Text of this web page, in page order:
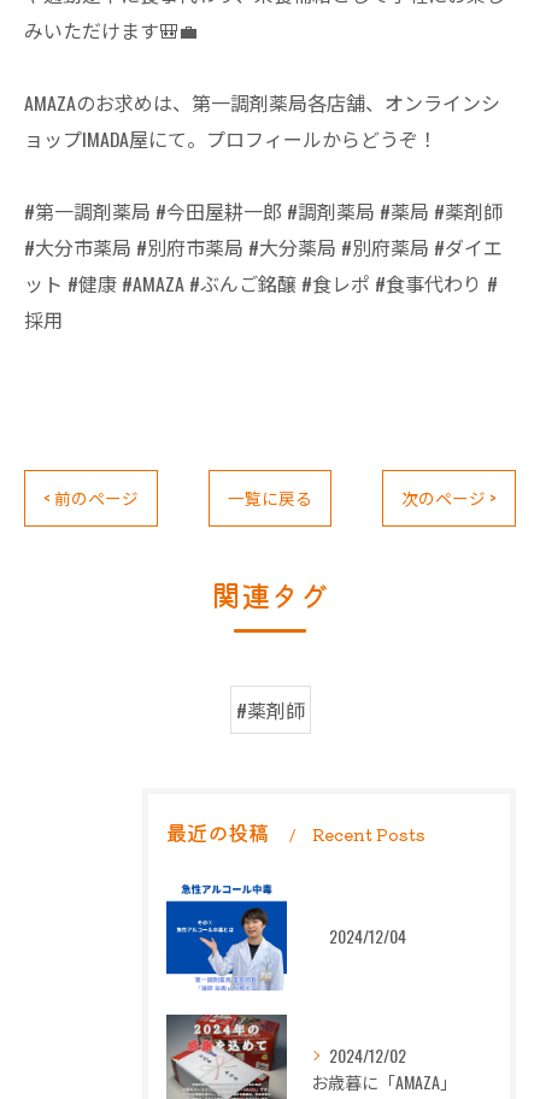
みいただけます🎒💼
AMAZAのお求めは、第一調剤薬局各店舗、オンラインシ
ョップIMADA屋にて。プロフィールからどうぞ！
#第一調剤薬局 #今田屋耕一郎 #調剤薬局 #薬局 #薬剤師
#大分市薬局 #別府市薬局 #大分薬局 #別府薬局 #ダイエ
ット #健康 #AMAZA #ぶんご銘醸 #食レポ #食事代わり #
採用
< 前のページ 一覧に戻る 次のページ >
関連タグ
#薬剤師
最近の投稿 Recent Posts
2024/12/04
2024/12/02
お歳暮に「AMAZA」